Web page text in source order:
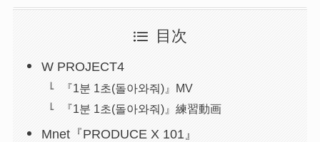
目次
W PROJECT4
『1분 1초(돌아와줘)』MV
『1분 1초(돌아와줘)』練習動画
Mnet『PRODUCE X 101』